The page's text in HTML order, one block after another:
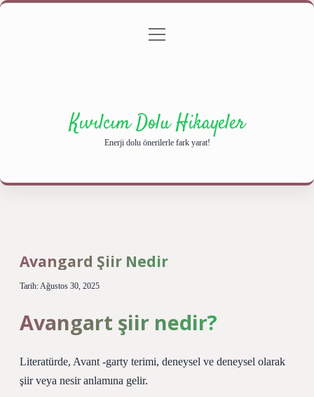
Gizlilik Politikası
menüyü
Kıvılcım Dolu Hikayeler
Enerji dolu önerilerle fark yarat!
Avangard Şiir Nedir
Tarih: Ağustos 30, 2025
Avangart şiir nedir?
Literatürde, Avant -garty terimi, deneysel ve deneysel olarak
şiir veya nesir anlamına gelir.